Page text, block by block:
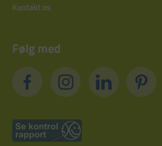
Kontakt os
Følg med